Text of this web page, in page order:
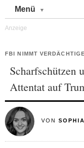
Menü
FBI NIMMT
Scharfschützen
Attentat auf
VON